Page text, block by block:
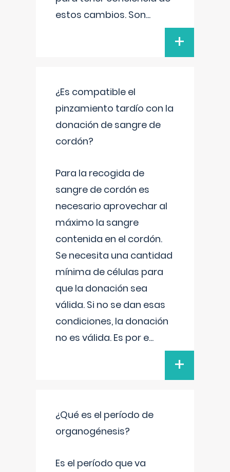
estos cambios. Son...
+
¿Es compatible el
pinzamiento tardío con la
donación de sangre de
cordón?
Para la recogida de
sangre de cordón es
necesario aprovechar al
máximo la sangre
contenida en el cordón.
Se necesita una cantidad
mínima de células para
que la donación sea
válida. Si no se dan esas
condiciones, la donación
no es válida. Es por e...
+
¿Qué es el período de
organogénesis?
Es el período que va